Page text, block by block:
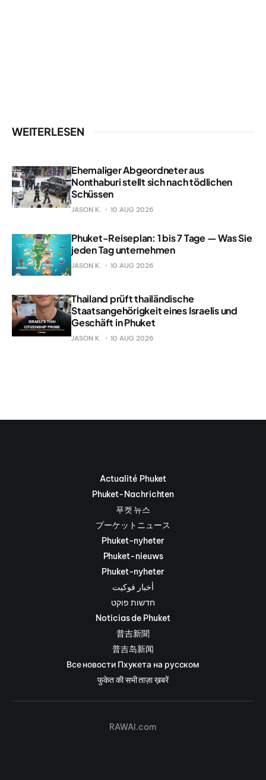
WEITERLESEN
Ehemaliger Abgeordneter aus
Nonthaburi stellt sich nach tödlichen
Schüssen
JASON K. 10 AUG 2026
Phuket-Reiseplan: 1 bis 7 Tage — Was Sie
jeden Tag unternehmen
JASON K. 10 AUG 2026
Thailand prüft thailändische
Staatsangehörigkeit eines Israelis und
Geschäft in Phuket
JASON K. 10 AUG 2026
Actualité Phuket
Phuket-Nachrichten
푸켓 뉴스
プーケットニュース
Phuket-nyheter
Phuket-nieuws
Phuket-nyheter
أخبار فوكيت
חדשות פוקט
Noticias de Phuket
普吉新聞
普吉岛新闻
Все новости Пхукета на русском
फुकेत की सभी ताज़ा ख़बरें
RAWAI.com